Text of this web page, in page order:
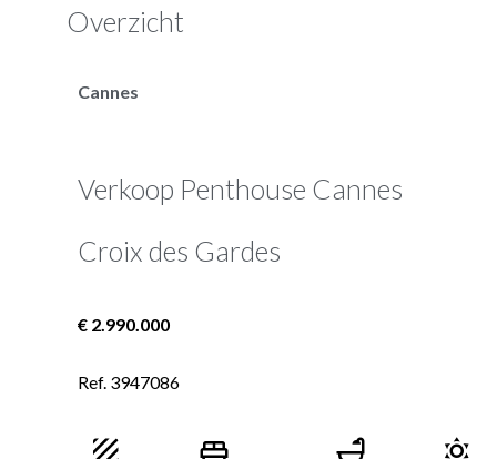
Overzicht
Cannes
Verkoop Penthouse Cannes
Croix des Gardes
€ 2.990.000
Ref. 3947086